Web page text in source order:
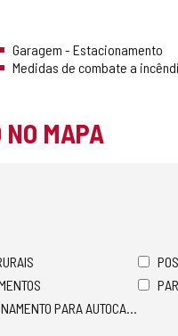
Garagem - Estacionamento
Medidas de combate a
MAPA
PARA AUTOCARAVANAS